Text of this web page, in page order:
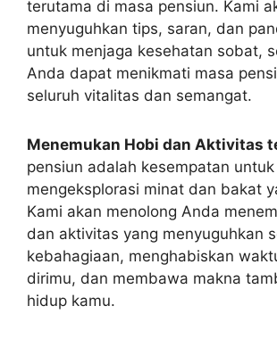
terutama di masa pensiun. Kami
menyuguhkan tips, saran, dan
untuk menjaga kesehatan sobat,
Anda dapat menikmati masa
seluruh vitalitas dan semangat.
Menemukan Hobi dan Aktivitas
pensiun adalah kesempatan untuk
mengeksplorasi minat dan bakat
Kami akan menolong Anda
dan aktivitas yang menyuguhkan
kebahagiaan, menghabiskan
dirimu, dan membawa makna
hidup kamu.